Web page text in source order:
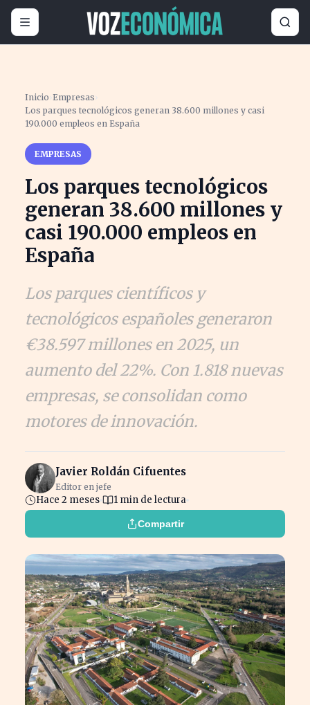
Inicio ›Empresas ›
Los parques tecnológicos generan 38.600 millones y casi
190.000 empleos en España
EMPRESAS
Los parques tecnológicos
generan 38.600 millones y
casi 190.000 empleos en
España
Los parques científicos y
tecnológicos españoles generaron
€38.597 millones en 2025, un
aumento del 22%. Con 1.818 nuevas
empresas, se consolidan como
motores de innovación.
Javier Roldán Cifuentes
Editor en jefe
Hace 2 meses 1 min de lectura
Compartir